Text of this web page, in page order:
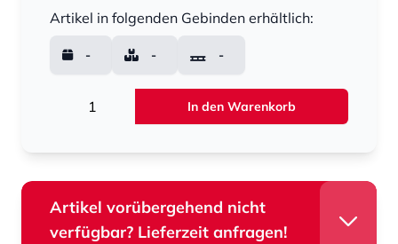
Artikel in folgenden Gebinden erhältlich:
- - -
In den Warenkorb
Artikel vorübergehend nicht
verfügbar? Lieferzeit anfragen!